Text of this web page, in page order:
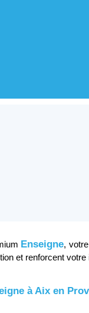
Enseigne,
et renforcent votre
à Aix en